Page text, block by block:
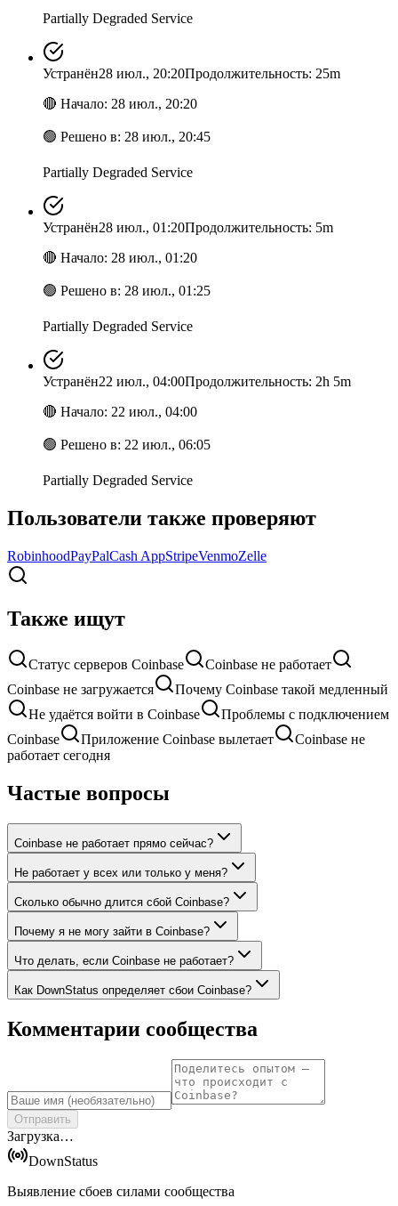
Partially Degraded Service
Устранён28 июл., 20:20Продолжительность: 25m
🔴 Начало: 28 июл., 20:20
🟢 Решено в: 28 июл., 20:45
Partially Degraded Service
Устранён28 июл., 01:20Продолжительность: 5m
🔴 Начало: 28 июл., 01:20
🟢 Решено в: 28 июл., 01:25
Partially Degraded Service
Устранён22 июл., 04:00Продолжительность: 2h 5m
🔴 Начало: 22 июл., 04:00
🟢 Решено в: 22 июл., 06:05
Partially Degraded Service
Пользователи также проверяют
RobinhoodPayPalCash AppStripeVenmoZelle
Также ищут
Статус серверов Coinbase
Coinbase не работает
Coinbase не загружается
Почему Coinbase такой медленный
Не удаётся войти в Coinbase
Проблемы с подключением
Coinbase
Приложение Coinbase вылетает
Coinbase не
работает сегодня
Частые вопросы
Coinbase не работает прямо сейчас?
Не работает у всех или только у меня?
Сколько обычно длится сбой Coinbase?
Почему я не могу зайти в Coinbase?
Что делать, если Coinbase не работает?
Как DownStatus определяет сбои Coinbase?
Комментарии сообщества
Отправить
Загрузка…
DownStatus
Выявление сбоев силами сообщества